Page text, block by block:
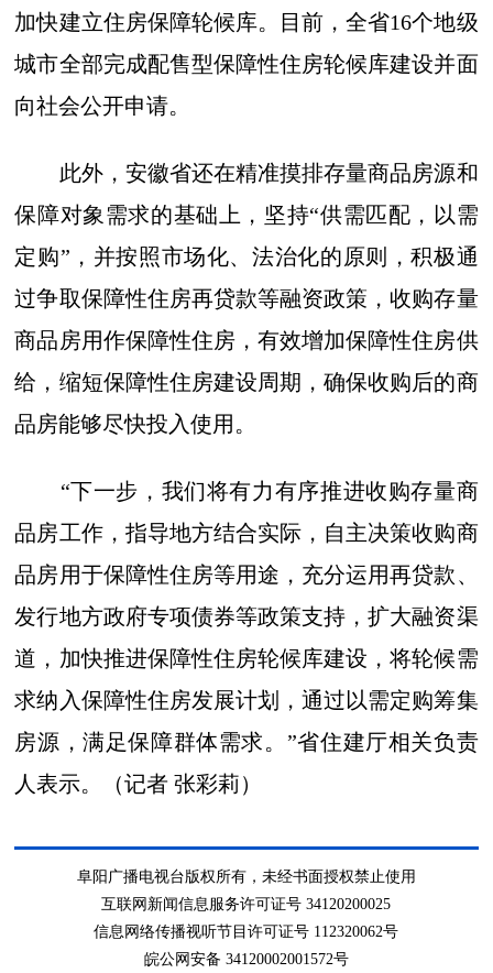
加快建立住房保障轮候库。目前，全省16个地级
城市全部完成配售型保障性住房轮候库建设并面
向社会公开申请。
此外，安徽省还在精准摸排存量商品房源和
保障对象需求的基础上，坚持“供需匹配，以需
定购”，并按照市场化、法治化的原则，积极通
过争取保障性住房再贷款等融资政策，收购存量
商品房用作保障性住房，有效增加保障性住房供
给，缩短保障性住房建设周期，确保收购后的商
品房能够尽快投入使用。
“下一步，我们将有力有序推进收购存量商
品房工作，指导地方结合实际，自主决策收购商
品房用于保障性住房等用途，充分运用再贷款、
发行地方政府专项债券等政策支持，扩大融资渠
道，加快推进保障性住房轮候库建设，将轮候需
求纳入保障性住房发展计划，通过以需定购筹集
房源，满足保障群体需求。”省住建厅相关负责
人表示。（记者 张彩莉）
阜阳广播电视台版权所有，未经书面授权禁止使用
互联网新闻信息服务许可证号 34120200025
信息网络传播视听节目许可证号 112320062号
皖公网安备 34120002001572号